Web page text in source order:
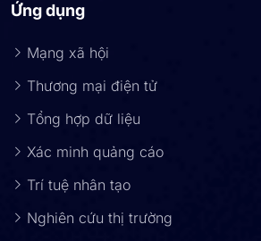
Ứng dụng
Mạng xã hội
Thương mại điện tử
Tổng hợp dữ liệu
Xác minh quảng cáo
Trí tuệ nhân tạo
Nghiên cứu thị trường